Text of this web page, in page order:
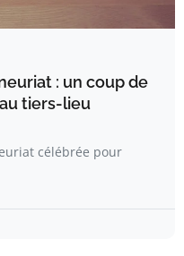
: un coup de
tiers-lieu
célébrée pour